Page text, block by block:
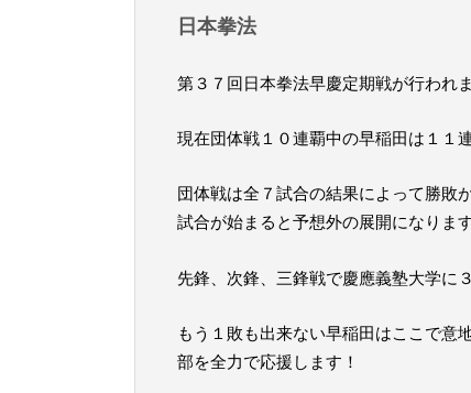
日本拳法
第３７回日本拳法早慶定期戦が行われ
現在団体戦１０連覇中の早稲田は１１
団体戦は全７試合の結果によって勝敗
試合が始まると予想外の展開になります
先鋒、次鋒、三鋒戦で慶應義塾大学に
もう１敗も出来ない早稲田はここで意
部を全力で応援します！